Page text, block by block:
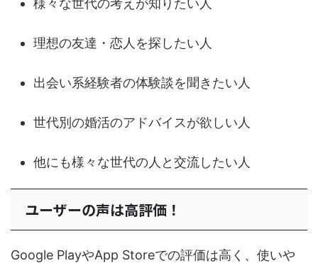
理想の友達・恋人を探したい人
出会い系経験者の体験談を聞きたい人
世代別の婚活のアドバイスが欲しい人
他にも様々な世代の人と交流したい人
ユーザーの声は高評価！
Google PlayやApp Storeでの評価は高く、使いや